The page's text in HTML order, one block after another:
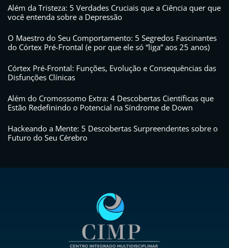
Além da Tristeza: 5 Verdades Cruciais que a Ciência quer que
você entenda sobre a Depressão
O Maestro do Seu Comportamento: 5 Segredos Fascinantes
do Córtex Pré-Frontal (e por que ele só “liga” aos 25 anos)
Córtex Pré-Frontal: Funções, Evolução e Consequências das
Disfunções Clínicas
Além do Cromossomo Extra: 4 Descobertas Científicas que
Estão Redefinindo o Potencial na Síndrome de Down
Hackeando a Mente: 5 Descobertas Surpreendentes sobre o
Futuro do Seu Cérebro